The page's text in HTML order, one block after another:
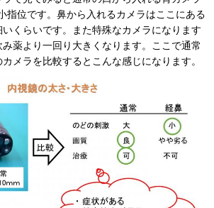
指位です。鼻から入れるカメラはここにある
くらいです。また特殊なカメラになります
薬より一回り大きくなります。ここで通常
メラを比較するとこんな感じになります。